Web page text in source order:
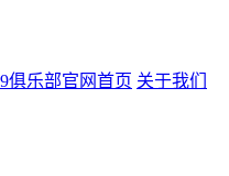
俱乐部官网首页 关于我们